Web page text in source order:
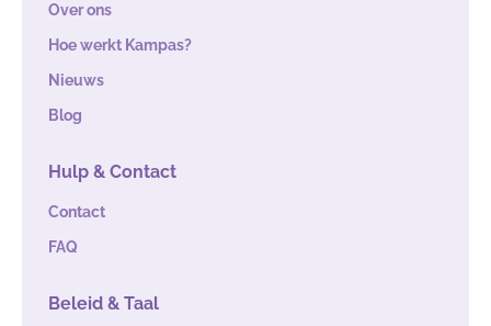
Over ons
Hoe werkt Kampas?
Nieuws
Blog
Hulp & Contact
Contact
FAQ
Beleid & Taal